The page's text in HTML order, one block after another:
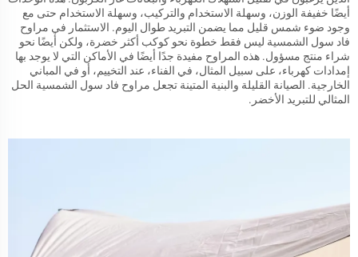
أيضًا خفيفة الوزن، وسهلة الاستخدام والتركيب، وسهلة الاستخدام حتى مع
وجود ضوء شمس قليل مما يضمن التبريد طوال اليوم. الاستثمار في مراوح
فاد سول الشمسية ليس فقط خطوة نحو كوكب أكثر خضرة، ولكن أيضًا نحو
شراء منتج مسؤول. هذه المراوح مفيدة جدًا أيضًا في الأماكن التي لا يوجد بها
إمدادات كهرباء، على سبيل المثال، في الفناء، عند التخييم، أو في المباني
الخارجية. الصيانة القليلة والبنية المتينة تجعل مراوح فاد سول الشمسية الحل
المثالي للتبريد الأخضر.